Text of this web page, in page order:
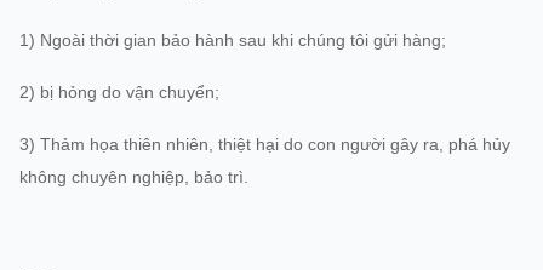
1) Ngoài thời gian bảo hành sau khi chúng tôi gửi hàng;
2) bị hỏng do vận chuyển;
3) Thảm họa thiên nhiên, thiệt hại do con người gây ra, phá hủy
không chuyên nghiệp, bảo trì.